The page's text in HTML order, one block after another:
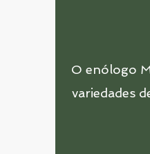
O enólogo
variedades